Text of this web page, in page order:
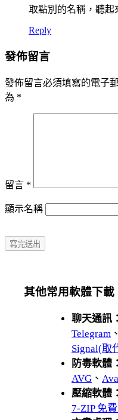
取點別的名稱，聽起
Reply
發佈留言
發佈留言必須填寫的電子
為 *
留言 *
顯示名稱
其他常用軟體下載
聊天通訊：
Telegram 、
Signal(取
防毒軟體：
AVG 、
壓縮軟體：
7-ZIP 免